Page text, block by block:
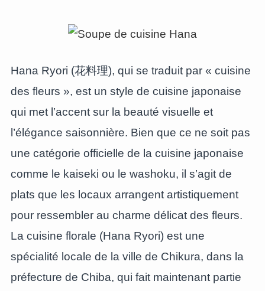
Hana Ryori (花料理), qui se traduit par « cuisine
des fleurs », est un style de cuisine japonaise
qui met l’accent sur la beauté visuelle et
l’élégance saisonnière. Bien que ce ne soit pas
une catégorie officielle de la cuisine japonaise
comme le kaiseki ou le washoku, il s’agit de
plats que les locaux arrangent artistiquement
pour ressembler au charme délicat des fleurs.
La cuisine florale (Hana Ryori) est une
spécialité locale de la ville de Chikura, dans la
préfecture de Chiba, qui fait maintenant partie